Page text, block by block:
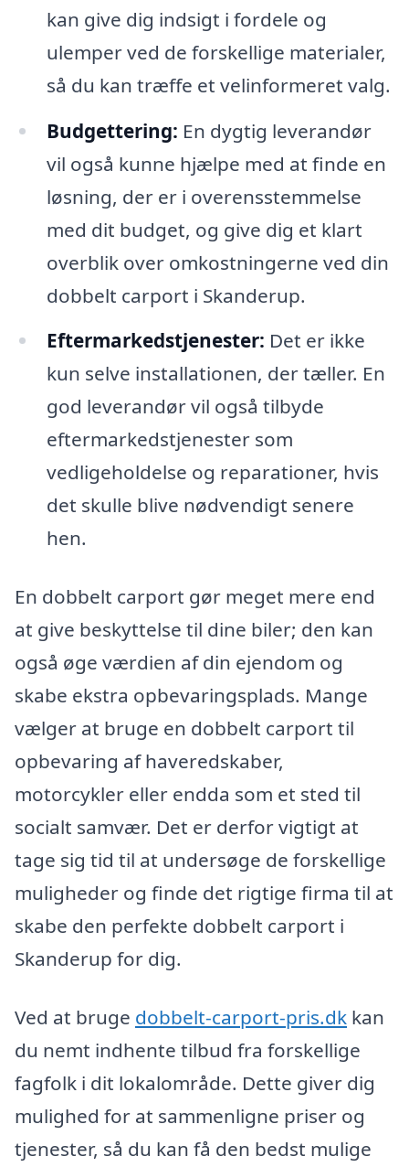
kan give dig indsigt i fordele og
ulemper ved de forskellige materialer,
så du kan træffe et velinformeret valg.
Budgettering: En dygtig leverandør
vil også kunne hjælpe med at finde en
løsning, der er i overensstemmelse
med dit budget, og give dig et klart
overblik over omkostningerne ved din
dobbelt carport i Skanderup.
Eftermarkedstjenester: Det er ikke
kun selve installationen, der tæller. En
god leverandør vil også tilbyde
eftermarkedstjenester som
vedligeholdelse og reparationer, hvis
det skulle blive nødvendigt senere
hen.
En dobbelt carport gør meget mere end
at give beskyttelse til dine biler; den kan
også øge værdien af din ejendom og
skabe ekstra opbevaringsplads. Mange
vælger at bruge en dobbelt carport til
opbevaring af haveredskaber,
motorcykler eller endda som et sted til
socialt samvær. Det er derfor vigtigt at
tage sig tid til at undersøge de forskellige
muligheder og finde det rigtige firma til at
skabe den perfekte dobbelt carport i
Skanderup for dig.
Ved at bruge dobbelt-carport-pris.dk kan
du nemt indhente tilbud fra forskellige
fagfolk i dit lokalområde. Dette giver dig
mulighed for at sammenligne priser og
tjenester, så du kan få den bedst mulige